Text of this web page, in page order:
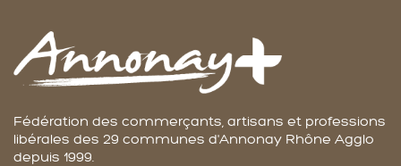
Fédération des commerçants, artisans et professions
libérales des 29 communes d'Annonay Rhône Agglo
depuis 1999.